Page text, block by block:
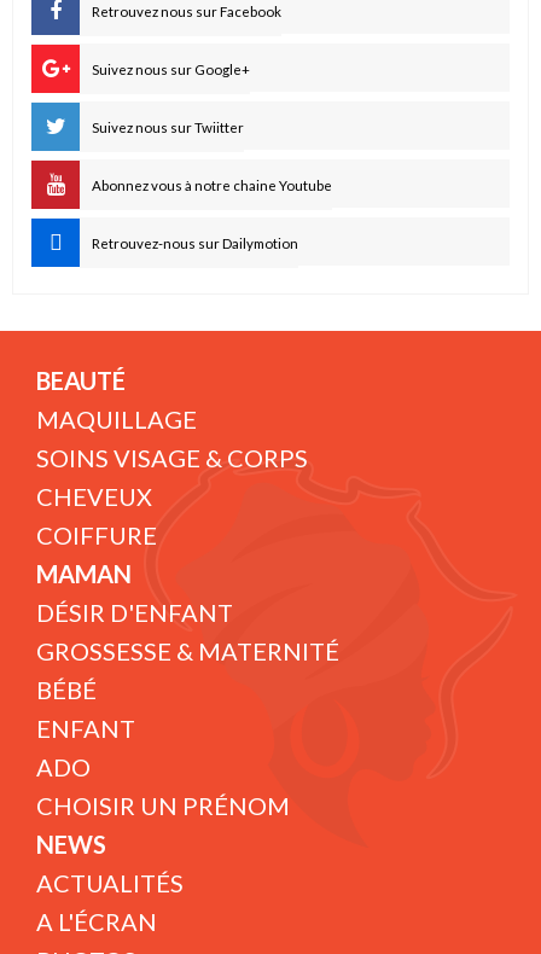
Retrouvez nous sur Facebook
Suivez nous sur Google+
Suivez nous sur Twiitter
Abonnez vous à notre chaine Youtube
Retrouvez-nous sur Dailymotion
BEAUTÉ
MAQUILLAGE
SOINS VISAGE & CORPS
CHEVEUX
COIFFURE
MAMAN
DÉSIR D'ENFANT
GROSSESSE & MATERNITÉ
BÉBÉ
ENFANT
ADO
CHOISIR UN PRÉNOM
NEWS
ACTUALITÉS
A L'ÉCRAN